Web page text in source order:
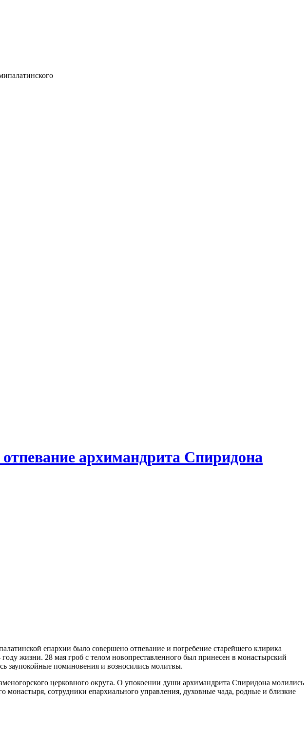
архимандрита Спиридона
епархии было совершено отпевание и погребение старейшего клирика
жизни. 28 мая гроб с телом новопреставленного был принесен в монастырский
заупокойные поминовения и возносились молитвы.
церковного округа. О упокоении души архимандрита Спиридона молились
сотрудники епархиального управления, духовные чада, родные и близкие